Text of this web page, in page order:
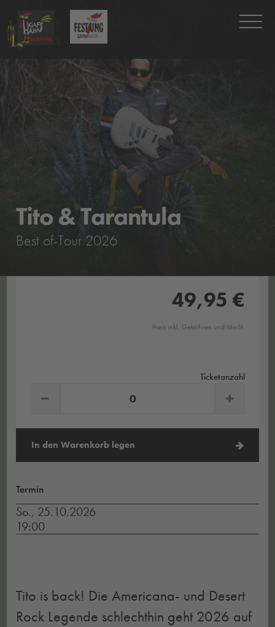
Tito & Tarantula
Best of-Tour 2026
49,95 €
Preis inkl. Gebühren und MwSt.
Ticketanzahl
In den Warenkorb legen
Termin
So., 25.10.2026
19:00
Tito is back! Die Americana- und Desert
Rock Legende schlechthin geht 2026 auf